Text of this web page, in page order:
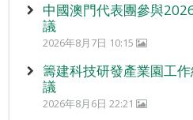
中國澳門代表團參與
議
2026年8月7日 10:15
籌建科技研發產業園工
議
2026年8月6日 22:21